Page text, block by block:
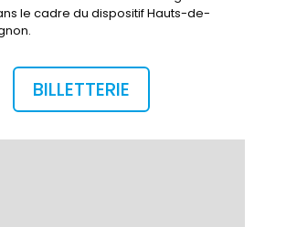
le cadre du dispositif Hauts-de-
BILLETTERIE